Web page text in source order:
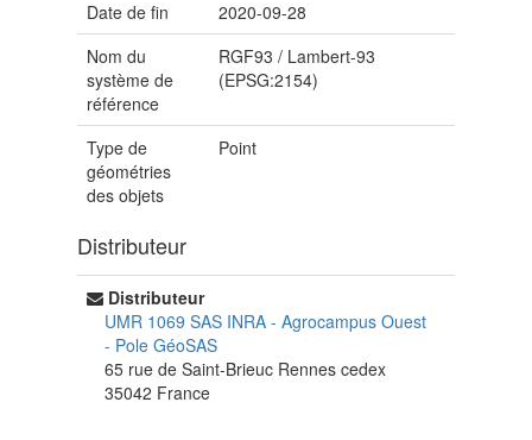
Date de fin
2020-09-28
Nom du
système de
référence
RGF93 / Lambert-93
(EPSG:2154)
Type de
géométries
des objets
Point
Distributeur
Distributeur
UMR 1069 SAS INRA - Agrocampus Ouest
- Pole GéoSAS
65 rue de Saint-Brieuc Rennes cedex
35042 France